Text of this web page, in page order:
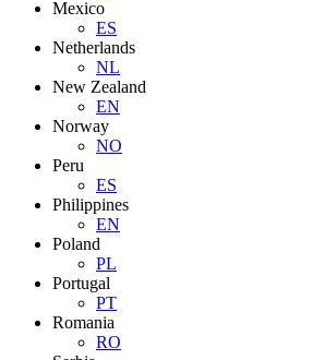
Mexico
ES
Netherlands
NL
New Zealand
EN
Norway
NO
Peru
ES
Philippines
EN
Poland
PL
Portugal
PT
Romania
RO